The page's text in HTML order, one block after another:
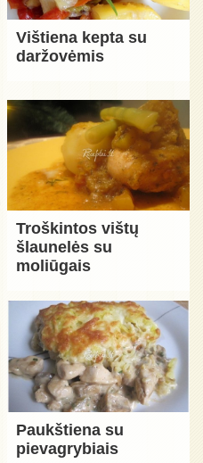
Vištiena kepta su
daržovėmis
Troškintos vištų
šlaunelės su
moliūgais
Paukštiena su
pievagrybiais